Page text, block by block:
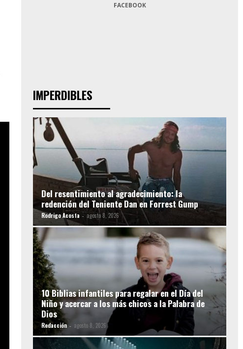
FACEBOOK
IMPERDIBLES
Del resentimiento al agradecimiento: la
redención del Teniente Dan en Forrest Gump
Rodrigo Acosta - agosto 8, 2026
10 Biblias infantiles para regalar en el Día del
Niño y acercar a los más chicos a la Palabra de
Dios
Redacción - agosto 8, 2026